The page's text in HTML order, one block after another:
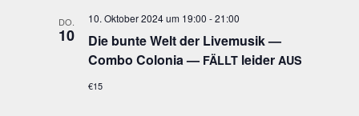
DO.
10
Die bun­te Welt der Live­mu­sik —
Com­bo Colo­nia — FÄLLT lei­derAUS
10. Oktober 2024 um 19:00 -21:00
€15